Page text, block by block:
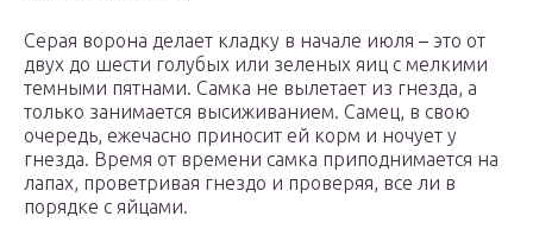
Серая ворона делает кладку в начале июля – это от
двух до шести голубых или зеленых яиц с мелкими
темными пятнами. Самка не вылетает из гнезда, а
только занимается высиживанием. Самец, в свою
очередь, ежечасно приносит ей корм и ночует у
гнезда. Время от времени самка приподнимается на
лапах, проветривая гнездо и проверяя, все ли в
порядке с яйцами.